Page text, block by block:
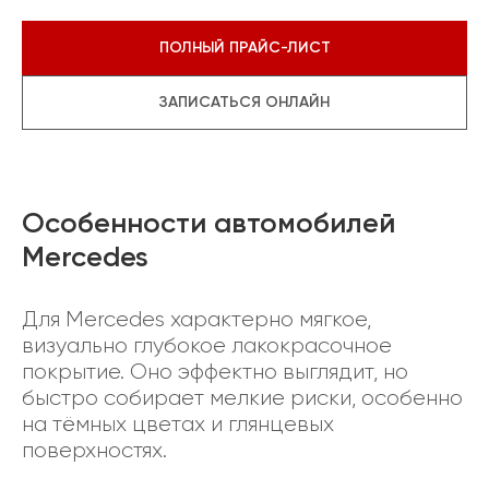
ПОЛНЫЙ ПРАЙС-ЛИСТ
ЗАПИСАТЬСЯ ОНЛАЙН
Особенности автомобилей
Mercedes
Для Mercedes характерно мягкое,
визуально глубокое лакокрасочное
покрытие. Оно эффектно выглядит, но
быстро собирает мелкие риски, особенно
на тёмных цветах и глянцевых
поверхностях.